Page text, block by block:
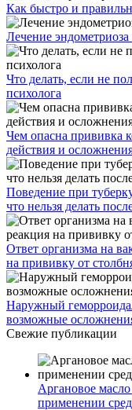
Как быстро и
Лечение эндометриоза
Что делать, если не
психолога
Чем опасна прививка
действия и
Поведение при
что нельзя делать
Ответ организма на
на прививку от
Наружный
возможные
Свежие публикации
Аргановое
применении